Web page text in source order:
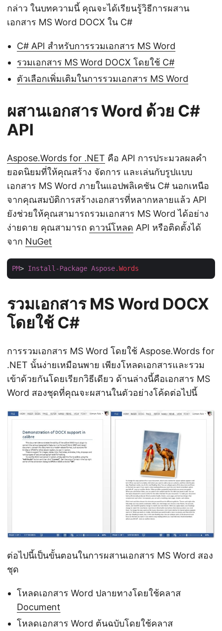
กล่าว ในบทความนี้ คุณจะได้เรียนรู้วิธีการผสาน
เอกสาร MS Word DOCX ใน C#
C# API สำหรับการรวมเอกสาร MS Word
รวมเอกสาร MS Word DOCX โดยใช้ C#
ตัวเลือกเพิ่มเติมในการรวมเอกสาร MS Word
ผสานเอกสาร Word ด้วย C#
API
Aspose.Words for .NET คือ API การประมวลผลคำ
ยอดนิยมที่ให้คุณสร้าง จัดการ และเล่นกับรูปแบบ
เอกสาร MS Word ภายในแอปพลิเคชัน C# นอกเหนือ
จากคุณสมบัติการสร้างเอกสารที่หลากหลายแล้ว API
ยังช่วยให้คุณสามารถรวมเอกสาร MS Word ได้อย่าง
ง่ายดาย คุณสามารถ ดาวน์โหลด API หรือติดตั้งได้
จาก NuGet
PM> Install-Package Aspose.Words
รวมเอกสาร MS Word DOCX
โดยใช้ C#
การรวมเอกสาร MS Word โดยใช้ Aspose.Words for
.NET นั้นง่ายเหมือนพาย เพียงโหลดเอกสารและรวม
เข้าด้วยกันโดยเรียกวิธีเดียว ด้านล่างนี้คือเอกสาร MS
Word สองชุดที่คุณจะผสานในตัวอย่างโค้ดต่อไปนี้
ต่อไปนี้เป็นขั้นตอนในการผสานเอกสาร MS Word สอง
ชุด
โหลดเอกสาร Word ปลายทางโดยใช้คลาส
Document
โหลดเอกสาร Word ต้นฉบับโดยใช้คลาส